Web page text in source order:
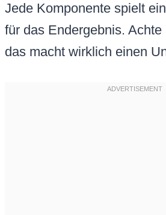
Jede Komponente spielt
für das Endergebnis.
das macht wirklich einen